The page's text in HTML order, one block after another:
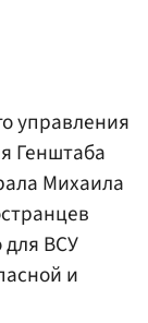
управления
Генштаба
Михаила
для ВСУ
и